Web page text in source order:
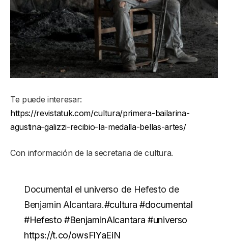
Te puede interesar:
https://revistatuk.com/cultura/primera-bailarina-
agustina-galizzi-recibio-la-medalla-bellas-artes/
Con información de la secretaria de cultura.
Documental el universo de Hefesto de
Benjamin Alcantara.#cultura #documental
#Hefesto #BenjaminAlcantara #universo
https://t.co/owsFlYaEiN